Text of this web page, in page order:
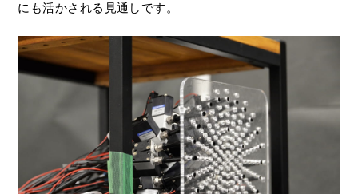
にも活かされる見通しです。